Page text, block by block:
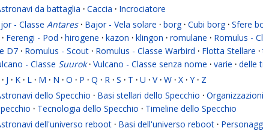
da battaglia · Caccia · Incrociatore
- Classe Antares · Bajor - Vela solare · borg · Cubi borg · Sfere
· Ferengi - Pod · hirogene · kazon · klingon · romulane · Romulus -
D7 · Romulus - Scout · Romulus - Classe Warbird · Flotta Stellare ·
- Classe Suurok · Vulcano - Classe senza nome · varie · delle
· J · K · L · M · N · O · P · Q · R · S · T · U · V · W · X · Y · Z
dello Specchio · Basi stellari dello Specchio ·
· Tecnologia dello Specchio · Timeline dello Specchio
dell'universo reboot · Basi dell'universo reboot ·